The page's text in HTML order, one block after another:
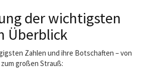
der wichtigsten
Überblick
Zahlen und ihre Botschaften – von
großen Strauß: